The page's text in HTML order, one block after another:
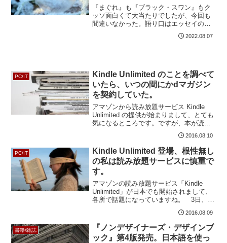
脆弱性』
『まぐれ』も『ブラック・スワン』もク
ッソ面白くて大当たりでしたが、今回も
間違いなかった。語り口はエッセイのよ
うな軽さでどんどん読み進めていけるの
ですが、語っている内容はめちゃめちゃ
2022.08.07
PC/IT
Kindle Unlimited のことを調べて
いたら、いつの間にかdマガジン
を契約していた。
アマゾンから読み放題サービス Kindle
Unlimited の提供が始まりまして、とても
気になるところです。ですが、本が読み
放題になって、いつでも中断できるしい
つでも再開できるとなると、中断した本
だらけになってしまい最後まで読んでし
まえ...
2016.08.10
PC/IT
Kindle Unlimited 登場、根性無し
の私は読み放題サービスに慎重で
す。
アマゾンの読み放題サービス「Kindle
Unlimited」が日本でも開始されまして、
各所で話題になっていますね。 3日、
Amazonが月定額読み放題サービス
「Kindle Unlimited」を日本で開始。同サ
ービスでは、映画化もされた...
2016.08.09
書籍/雑誌
『ノンデザイナーズ・デザインブ
ック』第4版発売。日本語を使っ